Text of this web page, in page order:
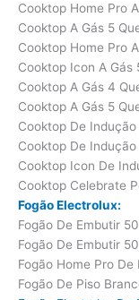
Cooktop Home Pro
Cooktop A Gás 5
Cooktop Home Pro
Cooktop Icon A Gás
Cooktop A Gás 4
Cooktop A Gás 5
Cooktop De
Cooktop De
Cooktop Icon De
Cooktop Celebrate
Fogão Electrolux:
Fogão De Embutir
Fogão De Embutir
Fogão Home Pro
Fogão De Piso